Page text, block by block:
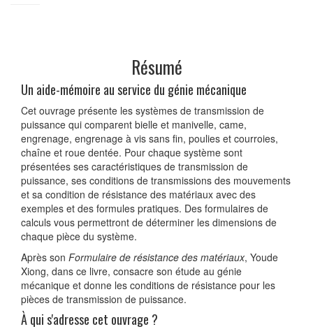
Résumé
Un aide-mémoire au service du génie mécanique
Cet ouvrage présente les systèmes de transmission de
puissance qui comparent bielle et manivelle, came,
engrenage, engrenage à vis sans fin, poulies et courroies,
chaîne et roue dentée. Pour chaque système sont
présentées ses caractéristiques de transmission de
puissance, ses conditions de transmissions des mouvements
et sa condition de résistance des matériaux avec des
exemples et des formules pratiques. Des formulaires de
calculs vous permettront de déterminer les dimensions de
chaque pièce du système.
Après son Formulaire de résistance des matériaux, Youde
Xiong, dans ce livre, consacre son étude au génie
mécanique et donne les conditions de résistance pour les
pièces de transmission de puissance.
À qui s'adresse cet ouvrage ?